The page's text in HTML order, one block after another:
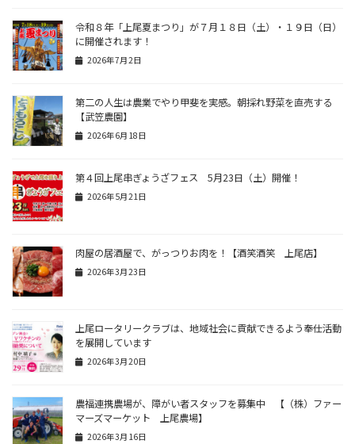
令和８年「上尾夏まつり」が７月１８日（土）・１９日（日）
に開催されます！
2026年7月2日
第二の人生は農業でやり甲斐を実感。朝採れ野菜を直売する
【武笠農園】
2026年6月18日
第４回上尾串ぎょうざフェス 5月23日（土）開催！
2026年5月21日
肉屋の居酒屋で、がっつりお肉を！【酒笑酒笑 上尾店】
2026年3月23日
上尾ロータリークラブは、地域社会に貢献できるよう奉仕活動
を展開しています
2026年3月20日
農福連携農場が、障がい者スタッフを募集中 【（株）ファー
マーズマーケット 上尾農場】
2026年3月16日